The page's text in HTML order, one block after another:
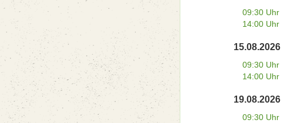
09:30 Uhr
14:00 Uhr
15.08.2026
09:30 Uhr
14:00 Uhr
19.08.2026
09:30 Uhr